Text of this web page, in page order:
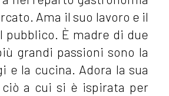
Ama il suo lavoro e il
pubblico. È madre di due
grandi passioni sono la
e la cucina. Adora la sua
a cui si è ispirata per